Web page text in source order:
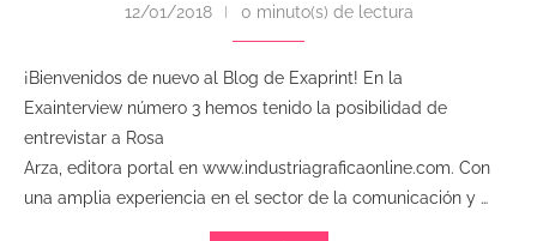
12/01/2018 0 minuto(s) de lectura
¡Bienvenidos de nuevo al Blog de Exaprint! En la
Exainterview número 3 hemos tenido la posibilidad de
entrevistar a Rosa
Arza, editora portal en www.industriagraficaonline.com. Con
una amplia experiencia en el sector de la comunicación y …